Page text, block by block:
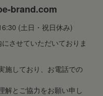
brand.com
(土日・祝日休み)
させていただいておりま
施しており、お電話での
解とご協力をお願い申し